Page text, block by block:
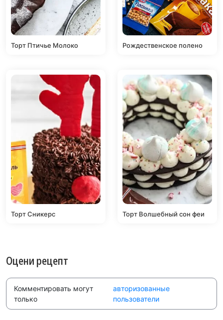
Торт Птичье Молоко Рождественское полено
Торт Сникерс Торт Волшебный сон феи
Оцени рецепт
Комментировать могут
только
авторизованные
пользователи